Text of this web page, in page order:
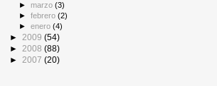
► marzo(3)
►febrero(2)
►enero(4)
► 2009 (54)
► 2008 (88)
► 2007 (20)